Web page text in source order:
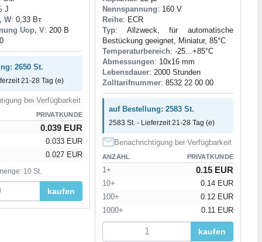
J
W: 0,33 Вт
Uop, V: 200 В
2650 St.
21-28 Tag (e)
bei Verfügbarkeit
PRIVATKUNDE
0.039 EUR
0.033 EUR
0.027 EUR
10 St.
kaufen
Nennspannung: 160 V
Reihe: ECR
Typ: Allzweck, für automatische
Bestückung geeignet, Miniatur, 85°C
Temperaturbereich: -25...+85°C
Abmessungen: 10x16 mm
Lebensdauer: 2000 Stunden
Zolltarifnummer: 8532 22 00 00
auf Bestellung: 2583 St.
2583 St. - Lieferzeit 21-28 Tag (e)
Benachrichtigung bei Verfügbarkeit
ANZAHL PRIVATKUNDE
1+ 0.15 EUR
10+
0.14 EUR
100+
0.12 EUR
1000+
0.11 EUR
kaufen